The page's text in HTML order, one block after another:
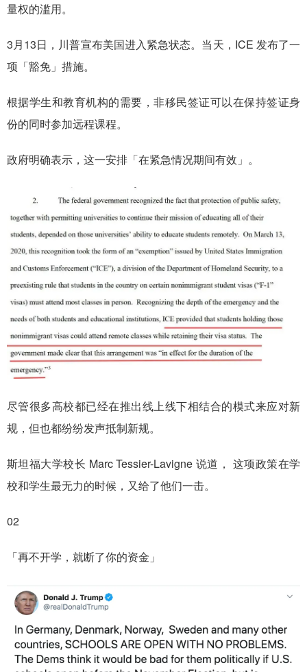
量权的滥用。
3月13日，川普宣布美国进入紧急状态。当天，ICE 发布了一
项「豁免」措施。
根据学生和教育机构的需要，非移民签证可以在保持签证身
份的同时参加远程课程。
政府明确表示，这一安排「在紧急情况期间有效」。
尽管很多高校都已经在推出线上线下相结合的模式来应对新
规，但也都纷纷发声抵制新规。
斯坦福大学校长 Marc Tessier-Lavigne 说道， 这项政策在学
校和学生最无力的时候，又给了他们一击。
02
「再不开学，就断了你的资金」